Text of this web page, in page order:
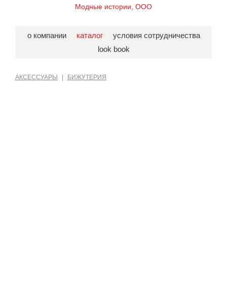
Модные истории, ООО
о компании каталог
условия сотрудничества
look book
АКСЕССУАРЫ БИЖУТЕРИЯ